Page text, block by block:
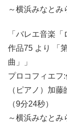
～横浜みなとみ
「バレエ音楽
作品75 より 「
曲」」
プロコフィエフ:
（ピアノ）加藤
（9分24秒）
～横浜みなとみ